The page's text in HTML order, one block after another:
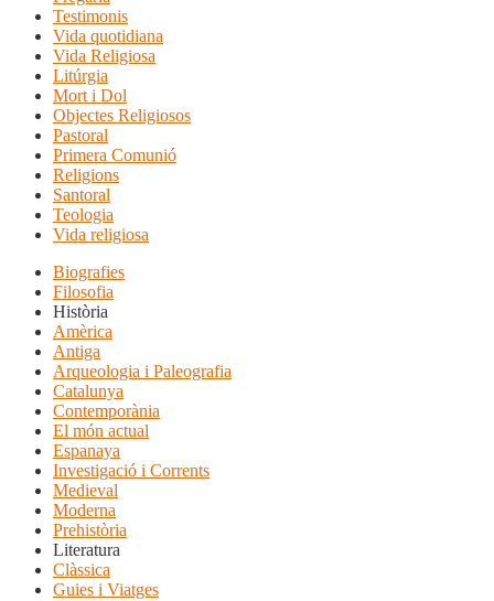
Testimonis
Vida quotidiana
Vida Religiosa
Litúrgia
Mort i Dol
Objectes Religiosos
Pastoral
Primera Comunió
Religions
Santoral
Teologia
Vida religiosa
Biografies
Filosofia
Història
Amèrica
Antiga
Arqueologia i Paleografia
Catalunya
Contemporània
El món actual
Espanaya
Investigació i Corrents
Medieval
Moderna
Prehistòria
Literatura
Clàssica
Guies i Viatges